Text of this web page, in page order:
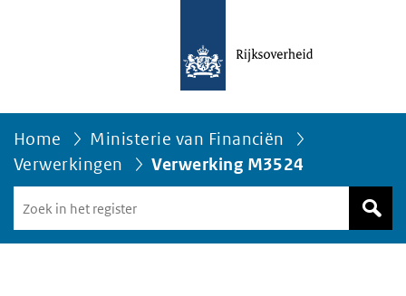
Home
Ministerie van Financiën
Verwerkingen
Verwerking M3524
in
het